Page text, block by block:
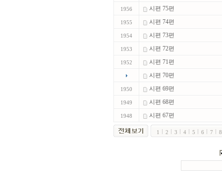
1956 시편 75편
1955 시편 74편
1954 시편 73편
1953 시편 72편
1952
시편 71편
시편 70편
1950 시편 69편
1949 시편 68편
1948 시편 67편
1 2 3 4 5 6 7 8